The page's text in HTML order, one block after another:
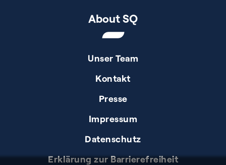
About SQ
Unser Team
Kontakt
Presse
Impressum
Datenschutz
Erklärung zur Barrierefreiheit